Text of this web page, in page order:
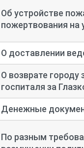
Об устройстве
пожертвования на
О доставлении
О возврате
госпиталя за
Денежные
По разным